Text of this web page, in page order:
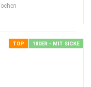
TOP 180ER - MIT SICKE